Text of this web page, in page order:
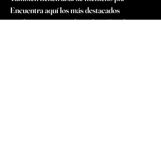
Encuentra aquí los más destacados
productos quimicos barcelona. Puedes